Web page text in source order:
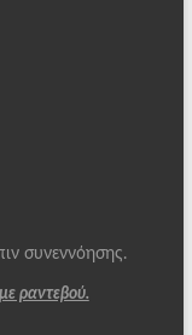
συνεννόησης.
ραντεβού.